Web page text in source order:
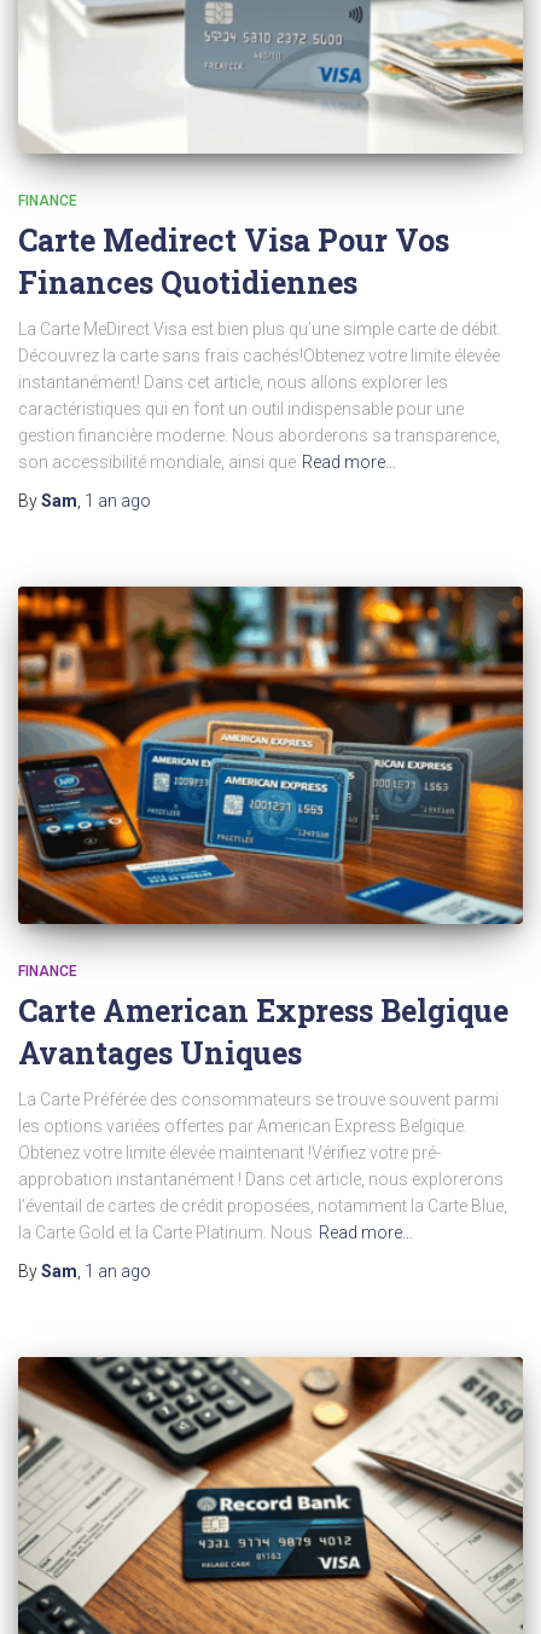
FINANCE
Carte Medirect Visa Pour Vos
Finances Quotidiennes
La Carte MeDirect Visa est bien plus qu’une simple carte de débit.
Découvrez la carte sans frais cachés!Obtenez votre limite élevée
instantanément! Dans cet article, nous allons explorer les
caractéristiques qui en font un outil indispensable pour une
gestion financière moderne. Nous aborderons sa transparence,
son accessibilité mondiale, ainsi que Read more…
BySam 1 an ago
FINANCE
Carte American Express Belgique
Avantages Uniques
La Carte Préférée des consommateurs se trouve souvent parmi
les options variées offertes par American Express Belgique.
Obtenez votre limite élevée maintenant !Vérifiez votre pré-
approbation instantanément ! Dans cet article, nous explorerons
l’éventail de cartes de crédit proposées, notamment la Carte Blue,
la Carte Gold et la Carte Platinum. Nous Read more…
BySam 1 an ago